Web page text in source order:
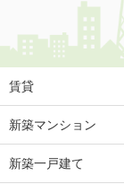
賃貸
新築マンション
新築一戸建て